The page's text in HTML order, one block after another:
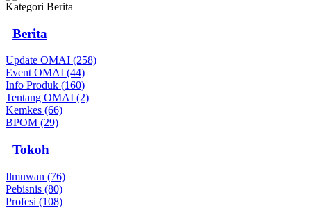
Kategori Berita
Berita
Update OMAI (258)
Event OMAI (44)
Info Produk (160)
Tentang OMAI (2)
Kemkes (66)
BPOM (29)
Tokoh
Ilmuwan (76)
Pebisnis (80)
Profesi (108)